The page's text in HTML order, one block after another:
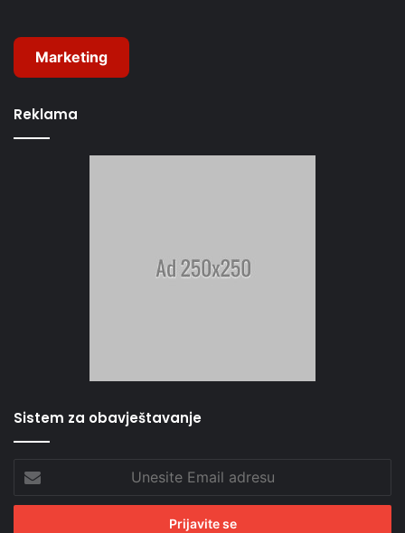
Marketing
Reklama
Sistem za obavještavanje
Unesite
Email
adresu